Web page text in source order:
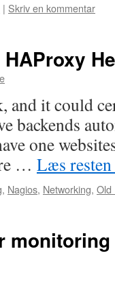
| Skriv en kommentar
and it could
backends
one
… Læs resten
, Nagios, Networking, Old